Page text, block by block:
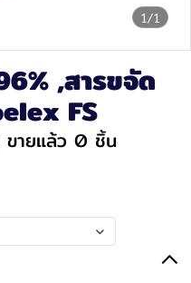
1/1
,สารขจัด
FS
ขายแล้ว 0 ชิ้น